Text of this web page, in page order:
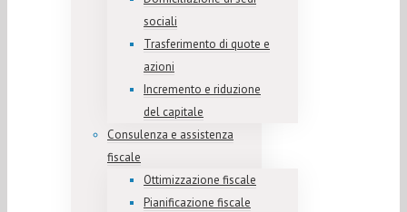
sociali
Trasferimento di quote e
azioni
Incremento e riduzione
del capitale
Consulenza e assistenza
fiscale
Ottimizzazione fiscale
Pianificazione fiscale